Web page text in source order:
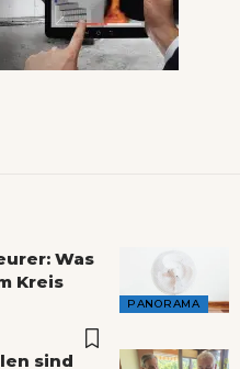
PANORAMA
Was
Kreis
sind